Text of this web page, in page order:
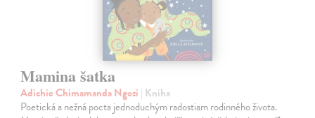
Mamina šatka
Adichie Chimamanda Ngozi | Kniha
Poetická a nežná pocta jednoduchým radostiam rodinného života.